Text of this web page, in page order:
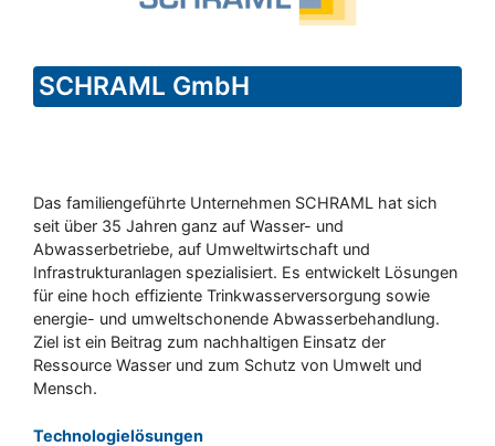
SCHRAML GmbH
Das familiengeführte Unternehmen SCHRAML hat sich
seit über 35 Jahren ganz auf Wasser- und
Abwasserbetriebe, auf Umweltwirtschaft und
Infrastrukturanlagen spezialisiert. Es entwickelt Lösungen
für eine hoch effiziente Trinkwasserversorgung sowie
energie- und umweltschonende Abwasserbehandlung.
Ziel ist ein Beitrag zum nachhaltigen Einsatz der
Ressource Wasser und zum Schutz von Umwelt und
Mensch.
Technologielösungen